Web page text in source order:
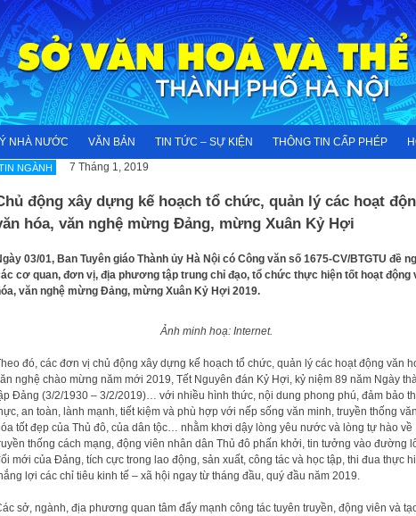
NHÀ NƯỚC VĂN BẢN TIN TỨC – SỰ KIỆN THÔNG TIN CẤP PHÉP
NGÀNH 7 Tháng 1, 2019
động xây dựng kế hoạch tổ chức, quản lý các hoạt
hóa, văn nghệ mừng Đảng, mừng Xuân Kỷ Hợi
03/01, Ban Tuyên giáo Thành ủy Hà Nội có Công văn số 1675-CV/BTGTU đề
cơ quan, đơn vị, địa phương tập trung chỉ đạo, tổ chức thực hiện tốt hoạt động
văn nghệ mừng Đảng, mừng Xuân Kỷ Hợi 2019.
Ảnh minh hoạ: Internet.
đó, các đơn vị chủ động xây dựng kế hoạch tổ chức, quản lý các hoạt động văn
nghệ chào mừng năm mới 2019, Tết Nguyên đán Kỷ Hợi, kỷ niệm 89 năm Ngày
Đảng (3/2/1930 – 3/2/2019)… với nhiều hình thức, nội dung phong phú, đảm bảo
an toàn, lành mạnh, tiết kiệm và phù hợp với nếp sống văn minh, truyền thống văn
tốt đẹp của Thủ đô, của dân tộc… nhằm khơi dậy lòng yêu nước và lòng tự hào về
thống cách mạng, động viên nhân dân Thủ đô phấn khởi, tin tưởng vào đường
mới của Đảng, tích cực trong lao động, sản xuất, công tác và học tập, thi đua thực
lợi các chỉ tiêu kinh tế – xã hội ngay từ tháng đầu, quý đầu năm 2019.
sở, ngành, địa phương quan tâm đẩy mạnh công tác tuyên truyền, động viên và